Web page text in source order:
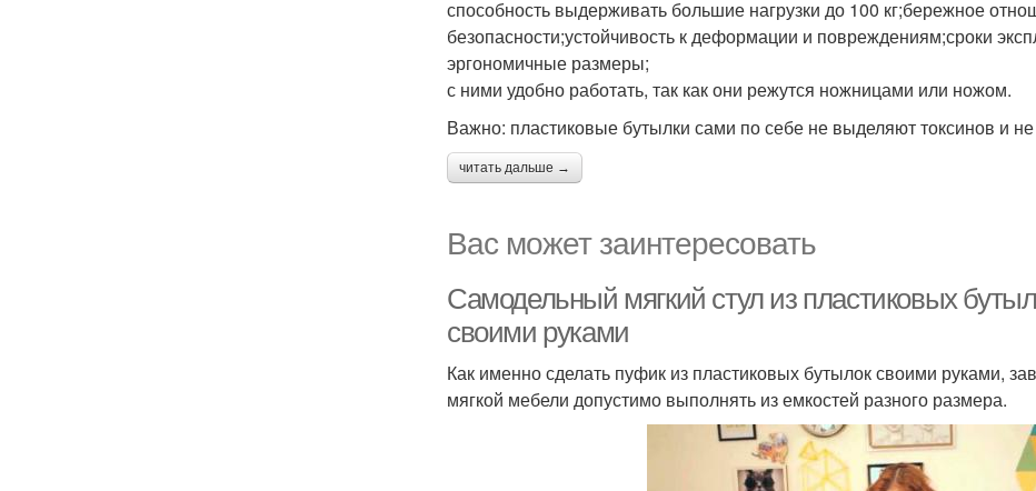
способность выдерживать большие нагрузки до 100 кг;бережное
безопасности;устойчивость к деформации и повреждениям;сроки
эргономичные размеры;
с ними удобно работать, так как они режутся ножницами или ножом.
Важно: пластиковые бутылки сами по себе не выделяют токсинов и
читать дальше →
Вас может заинтересовать
Самодельный мягкий стул из пластиковых
своими руками
Как именно сделать пуфик из пластиковых бутылок своими руками,
мягкой мебели допустимо выполнять из емкостей разного размера.